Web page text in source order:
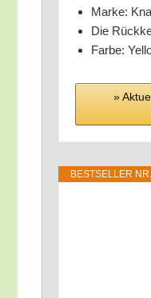
Mar­ke:
Die
Far­be:
»
BEST­SEL­LER